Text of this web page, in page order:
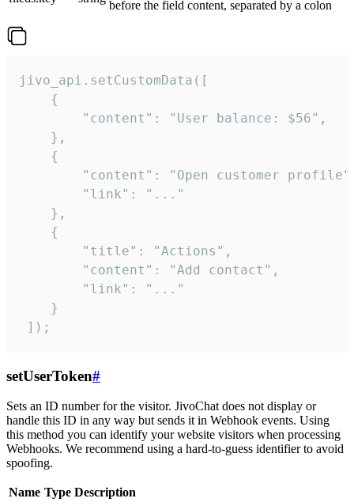
before the field content, separated by a colon
jivo_api.setCustomData([
    {
        "content": "User balance: $56",
    },
    {
"content": "Open customer
        "link": "..."
    },
    {
        "title": "Actions",
        "content": "Add contact",
        "link": "..."
    }
]);
setUserToken#
Sets an ID number for the visitor. JivoChat does not display or
handle this ID in any way but sends it in Webhook events. Using
this method you can identify your website visitors when processing
Webhooks. We recommend using a hard-to-guess identifier to avoid
spoofing.
Name Type Description